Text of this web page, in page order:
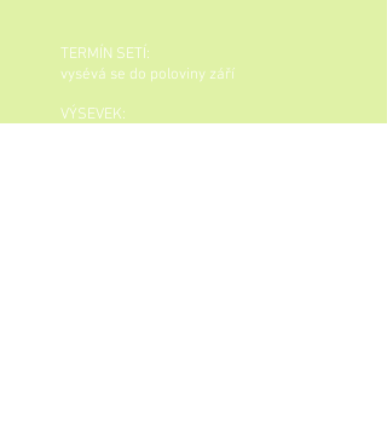
TERMÍN SETÍ:
vysévá se do poloviny září
VÝSEVEK: